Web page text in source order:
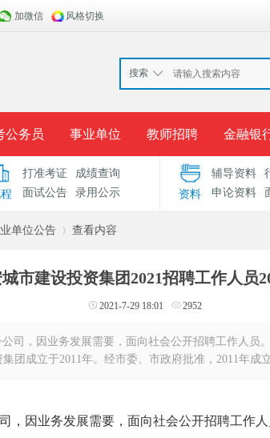
加微信 风格切换
搜索
公务员 事业单位 教师招聘 金融银
告 报考指导 准考证打印
队 学员风采
打准考证
成绩查询
面试公告
录用公示 资料
辅导资料
申论资料
单位公告 查看内容
市建设投资集团2021招聘工作人员
2021-7-29 18:01 2952
公司，因业务发展需要，面向社会公开招聘工作人
成立于2011年。经市委、市政府批准，2011年成
，因业务发展需要，面向社会公开招聘工作